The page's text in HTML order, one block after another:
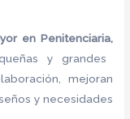
en Penitenciaria,
y grandes
mejoran
y necesidades